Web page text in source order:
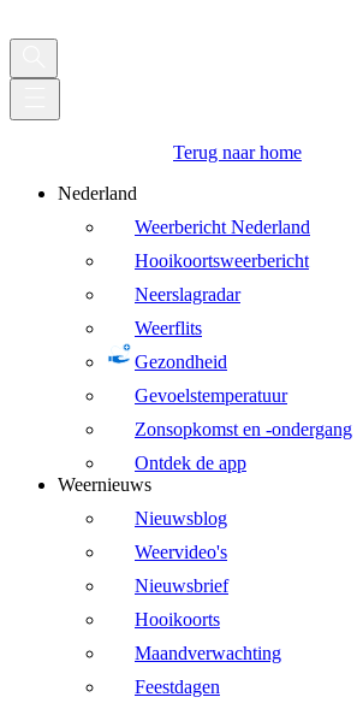
Terug naar home
Nederland
Weerbericht Nederland
Hooikoortsweerbericht
Neerslagradar
Weerflits
Gezondheid
Gevoelstemperatuur
Zonsopkomst en -ondergang
Ontdek de app
Weernieuws
Nieuwsblog
Weervideo's
Nieuwsbrief
Hooikoorts
Maandverwachting
Feestdagen